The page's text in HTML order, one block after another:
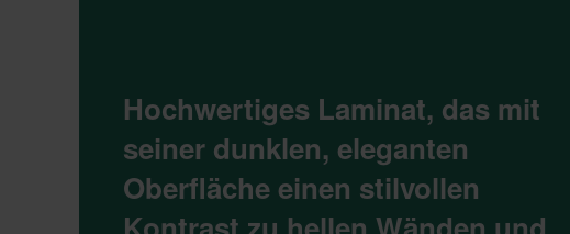
Hochwertiges Laminat, das mit
seiner dunklen, eleganten
Oberfläche einen stilvollen